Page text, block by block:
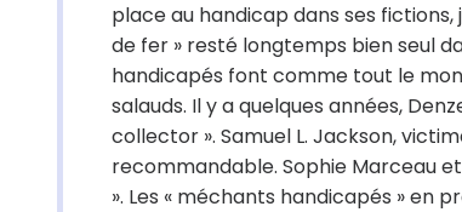
place au handicap dans ses
de fer » resté longtemps bien seul
handicapés font comme tout le
salauds. Il y a quelques années,
collector ». Samuel L. Jackson,
recommandable. Sophie Marceau
». Les « méchants handicapés » en